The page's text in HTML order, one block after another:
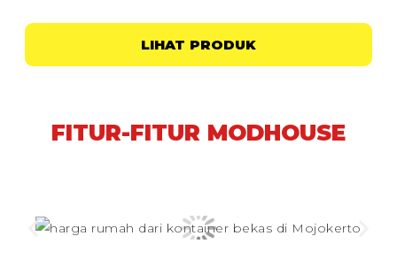
LIHAT PRODUK
FITUR-FITUR MODHOUSE